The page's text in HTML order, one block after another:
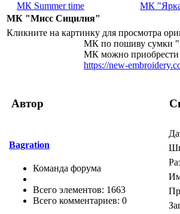
МК Summer time МК
МК "Мисс Сицилия"
Кликните на картинку для просмотра
МК по пошиву сумки
МК можно приобрести
https://new-
Автор
Bagration
Команда форума
Всего элементов: 1663
Всего комментариев: 0